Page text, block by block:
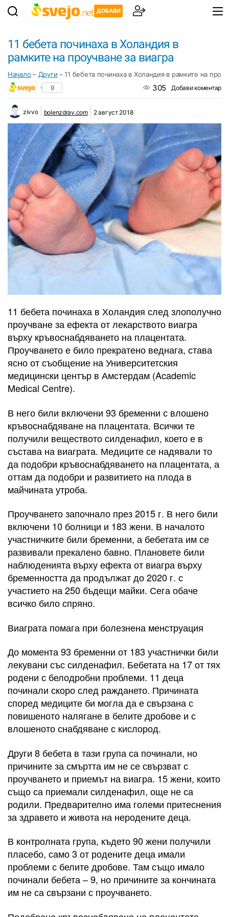
ДОБАВИ
11 бебета починаха в Холандия в
рамките на проучване за виагра
Начало – Други –11 бебета починаха в Холандия в рамките на
9 305 Добави коментар
zivvo bolenzdrav.com 2 август 2018
11 бебета починаха в Холандия след злополучно
проучване за ефекта от лекарството виагра
върху кръвоснабдяването на плацентата.
Проучването е било прекратено веднага, става
ясно от съобщение на Университетския
медицински център в Амстердам (Academic
Medical Centre).
В него били включени 93 бременни с влошено
кръвоснабдяване на плацентата. Всички те
получили веществото силденафил, което е в
състава на виаграта. Медиците се надявали то
да подобри кръвоснабдяването на плацентата, а
оттам да подобри и развитието на плода в
майчината утроба.
Проучването започнало през 2015 г. В него били
включени 10 болници и 183 жени. В началото
участничките били бременни, а бебетата им се
развивали прекалено бавно. Плановете били
наблюденията върху ефекта от виагра върху
бременността да продължат до 2020 г. с
участието на 250 бъдещи майки. Сега обаче
всичко било спряно.
Виаграта помага при болезнена менструация
До момента 93 бременни от 183 участнички били
лекувани със силденафил. Бебетата на 17 от тях
родени с белодробни проблеми. 11 деца
починали скоро след раждането. Причината
според медиците би могла да е свързана с
повишеното налягане в белите дробове и с
влошеното снабдяване с кислород.
Други 8 бебета в тази група са починали, но
причините за смъртта им не се свързват с
проучването и приемът на виагра. 15 жени, които
също са приемали силденафил, още не са
родили. Предварително има големи притеснения
за здравето и живота на неродените деца.
В контролната група, където 90 жени получили
пласебо, само 3 от родените деца имали
проблеми с белите дробове. Там също имало
починали бебета – 9, но причините за кончината
им не са свързани с проучването.